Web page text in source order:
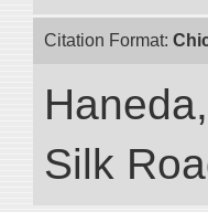
Citation Format:
Silk